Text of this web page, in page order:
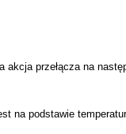
akcja przełącza na
podstawie